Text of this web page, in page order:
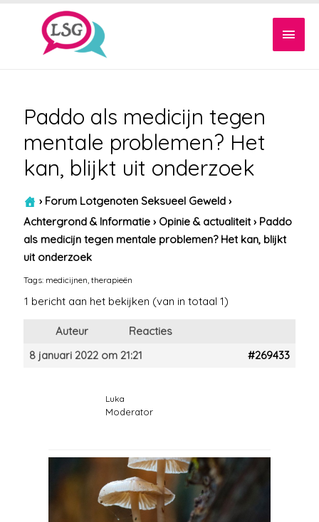
Paddo als medicijn tegen
mentale problemen? Het
kan, blijkt uit onderzoek
› Forum Lotgenoten Seksueel Geweld ›
Achtergrond & Informatie › Opinie & actualiteit › Paddo
als medicijn tegen mentale problemen? Het kan, blijkt
uit onderzoek
Tags: medicijnen ,therapieën
1 bericht aan het bekijken (van in totaal 1)
Auteur
Reacties
8 januari 2022 om 21:21
#269433
Luka
Moderator